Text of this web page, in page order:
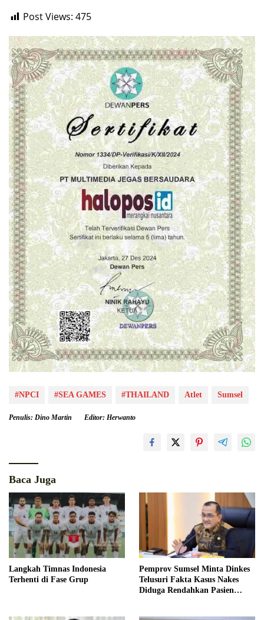
Post Views: 475
#NPCI #SEA GAMES #THAILAND Atlet Sumsel
Penulis: Dino Martin Editor: Herwanto
Baca Juga
Langkah Timnas Indonesia
Terhenti di Fase Grup
Pemprov Sumsel Minta Dinkes
Telusuri Fakta Kasus Nakes
Diduga Rendahkan Pasien